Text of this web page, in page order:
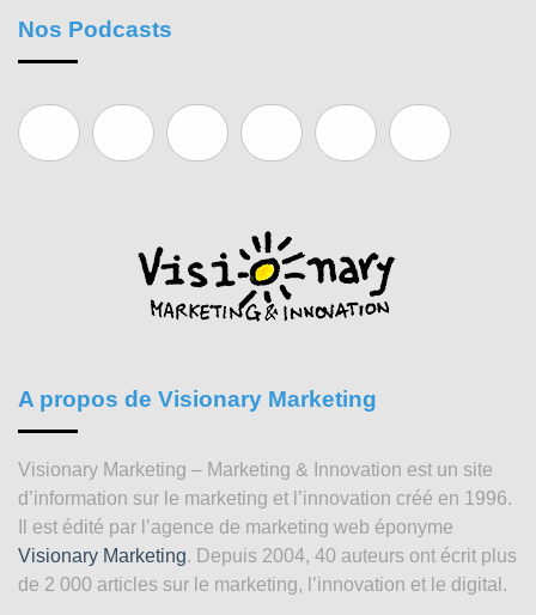
Nos Podcasts
A propos de Visionary Marketing
Visionary Marketing – Marketing & Innovation est un site
d’information sur le marketing et l’innovation créé en 1996.
Il est édité par l’agence de marketing web éponyme
Visionary Marketing. Depuis 2004, 40 auteurs ont écrit plus
de 2 000 articles sur le marketing, l’innovation et le digital.